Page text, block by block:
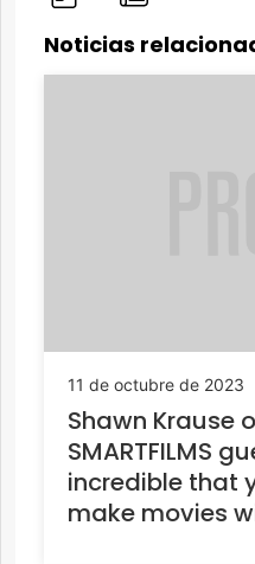
Noticias
11 de octubre de 2023
Shawn Krause
SMARTFILMS
incredible that
make movies